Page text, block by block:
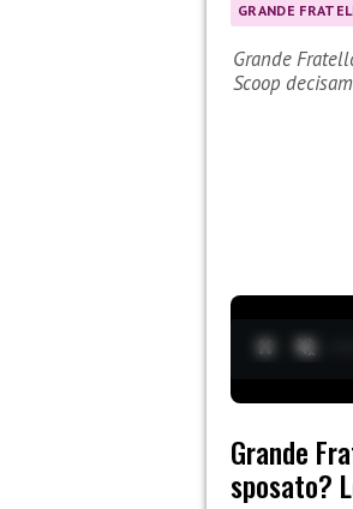
GRANDE
Grande
Scoop
Grande
sposato?